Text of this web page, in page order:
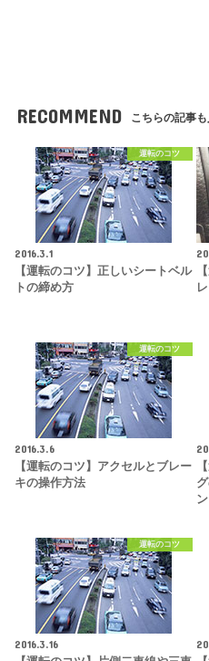
RECOMMEND こちらの記事も
運転のコツ
2016.3.1
【運転のコツ】正しいシートベル
トの締め方
運転のコツ
2016.3.6
【運転のコツ】アクセルとブレー
キの操作方法
運転のコツ
2016.3.16